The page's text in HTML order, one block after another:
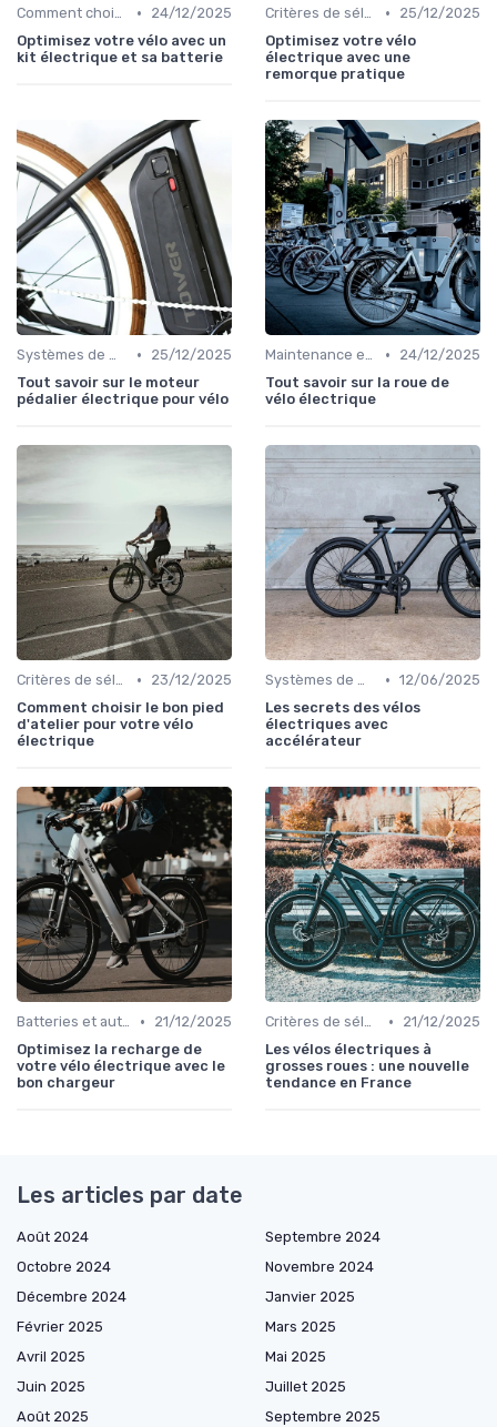
Comment choisir un vélo électrique •
24/12/2025
Optimisez votre vélo avec un
kit électrique et sa batterie
Critères de sélection (autonomie, puissance, poids) •
25/12/2025
Optimisez votre vélo
électrique avec une
remorque pratique
Systèmes de motorisation •
25/12/2025
Tout savoir sur le moteur
pédalier électrique pour vélo
Maintenance et réparation •
24/12/2025
Tout savoir sur la roue de
vélo électrique
Critères de sélection (autonomie, puissance, poids) •
23/12/2025
Comment choisir le bon pied
d'atelier pour votre vélo
électrique
Systèmes de motorisation • 12/06/2025
Les secrets des vélos
électriques avec
accélérateur
Batteries et autonomie •
21/12/2025
Optimisez la recharge de
votre vélo électrique avec le
bon chargeur
Critères de sélection (autonomie, puissance, poids) •
21/12/2025
Les vélos électriques à
grosses roues : une nouvelle
tendance en France
Les articles par date
Août 2024
Septembre 2024
Octobre 2024
Novembre 2024
Décembre 2024
Janvier 2025
Février 2025
Mars 2025
Avril 2025
Mai 2025
Juin 2025
Juillet 2025
Août 2025
Septembre 2025